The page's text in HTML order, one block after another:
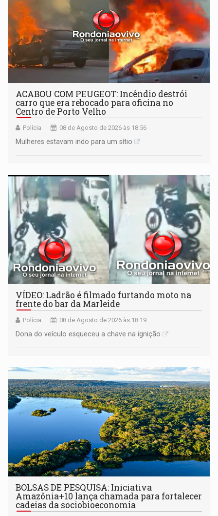
ACABOU COM PEUGEOT: Incêndio destrói
carro que era rebocado para oficina no
Centro de Porto Velho
Polícia 08 de Agosto de 2026 às 18:56
Mulheres estavam indo para um sítio
VÍDEO: Ladrão é filmado furtando moto na
frente do bar da Marleide
Polícia 08 de Agosto de 2026 às 18:19
Dona do veículo esqueceu a chave na ignição
BOLSAS DE PESQUISA: Iniciativa
Amazônia+10 lança chamada para fortalecer
cadeias da sociobioeconomia